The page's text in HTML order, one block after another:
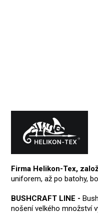
Firma Helikon-Tex,
uniforem, až po batohy,
BUSHCRAFT LINE -
nošení velkého množství